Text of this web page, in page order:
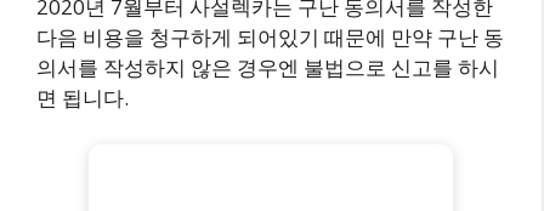
2020년 7월부터 사설렉카는 구난 동의서를 작성한
다음 비용을 청구하게 되어있기 때문에 만약 구난 동
의서를 작성하지 않은 경우엔 불법으로 신고를 하시
면 됩니다.